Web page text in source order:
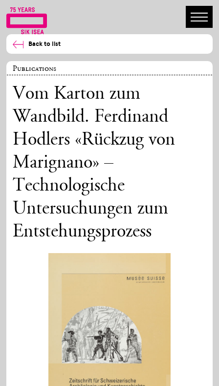
Back to list
Publications
Vom Karton zum
Wandbild. Ferdinand
Hodlers «Rückzug von
Marignano» –
Technologische
Untersuchungen zum
Entstehungsprozess